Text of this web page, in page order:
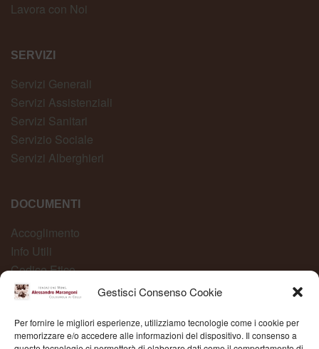
Gestisci Consenso Cookie
Per fornire le migliori esperienze, utilizziamo tecnologie come i cookie per
memorizzare e/o accedere alle informazioni del dispositivo. Il consenso a
Lavora con Noi
SERVIZI
Servizi Generali
Servizi Assistenziali
Servizi Sanitari
Servizio Sociale
Servizi Alberghieri
DOCUMENTI
Accoglimento
Info Utili
Codice Etico
Carta dei Servizi
Whistleblowing